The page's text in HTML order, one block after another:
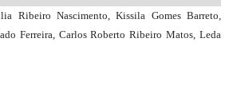
Ribeiro Nascimento, Kissila Gomes Barreto,
Ferreira, Carlos Roberto Ribeiro Matos, Leda